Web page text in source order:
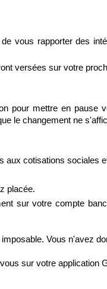
de vous rapporter des
versées sur votre
pour mettre en
le changement ne
cotisations sociales
placée.
sur votre compte
Vous n'avez
sur votre application